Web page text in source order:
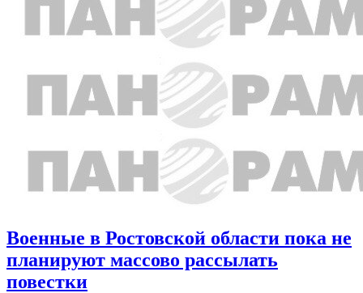
Военные в Ростовской области пока не
планируют массово рассылать
повестки